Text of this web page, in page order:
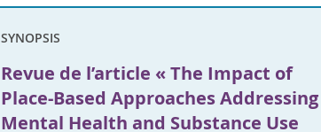
SYNOPSIS
Revue de l’article « The Impact of
Place-Based Approaches Addressing
Mental Health and Substance Use